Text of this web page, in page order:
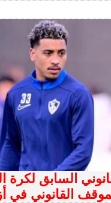
السابق لكرة
القانوني في